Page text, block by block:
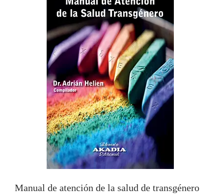
Manual de atención de la salud de transgénero